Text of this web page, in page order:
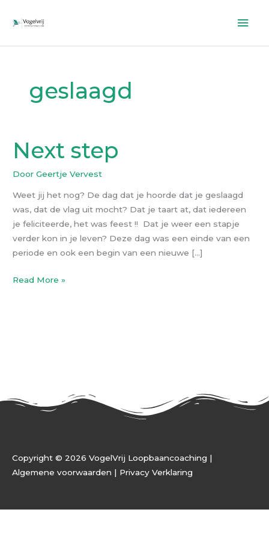
naar
geslaagd
Next step
DoorGeertje Vervest
Weet jij het nog? De dag dat je hoorde dat je geslaagd
was, dat de vlag uit mocht? Dat je taart at, dat iedereen
je feliciteerde, het was feest !! Dat je weer een stapje
verder kon in je leven? Deze dag was een einde van een
periode en ook een begin van een nieuwe […]
Next
step
Read More »
Copyright © 2026 VogelVrij Loopbaancoaching |
Algemene voorwaarden | Privacy Verklaring